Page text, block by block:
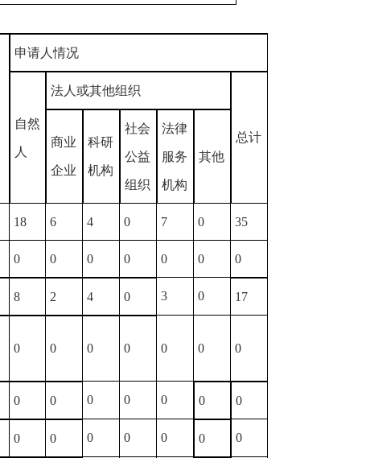
申请人情况
自然
人
法人或其他组织
总计
商业
企业
科研
机构
社会
公益
组织
法律
服务
机构
其他
18 6 4 0 7 0 35
0 0 0 0 0 0 0
8 2 4 0 3 0 17
0 0 0 0 0 0 0
0 0 0 0 0 0 0
0 0 0 0 0 0 0